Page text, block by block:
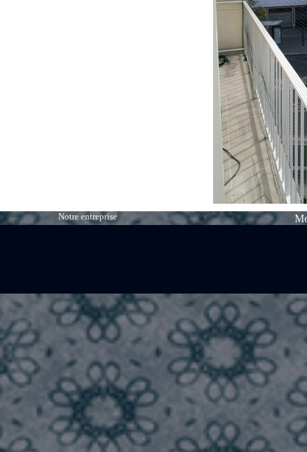
Notre entreprise